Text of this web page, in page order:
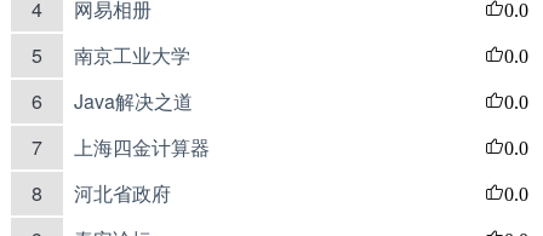
4 网易相册 0.0
5 南京工业大学 0.0
6 Java解决之道 0.0
7 上海四金计算器 0.0
8 河北省政府 0.0